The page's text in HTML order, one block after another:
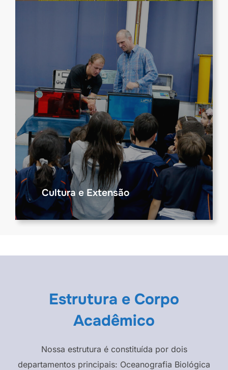
Cultura e Extensão
Estrutura e Corpo
Acadêmico
Nossa estrutura é constituída por dois
departamentos principais: Oceanografia Biológica